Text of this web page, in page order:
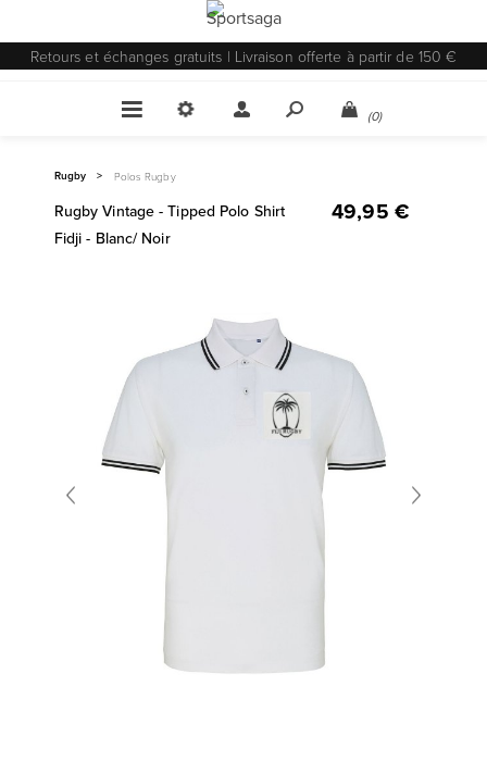
Retours et échanges gratuits | Livraison offerte à partir de 150 €
(0)
Rugby > Polos Rugby
Rugby Vintage - Tipped Polo Shirt
Fidji - Blanc/ Noir
49,95 €